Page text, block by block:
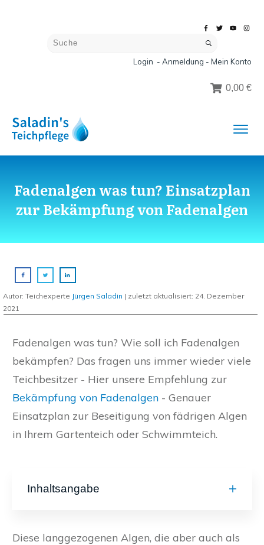
Login - Anmeldung - Mein Konto
0,00 €
Fadenalgen was tun? Einsatzplan
zur Bekämpfung von Fadenalgen
Autor: Teichexperte Jürgen Saladin | zuletzt aktualisiert: 24. Dezember
2021
Fadenalgen was tun? Wie soll ich Fadenalgen
bekämpfen? Das fragen uns immer wieder viele
Teichbesitzer - Hier unsere Empfehlung zur
Bekämpfung von Fadenalgen - Genauer
Einsatzplan zur Beseitigung von fädrigen Algen
in Ihrem Gartenteich oder Schwimmteich.
Inhaltsangabe
Diese langgezogenen Algen, die aber auch als